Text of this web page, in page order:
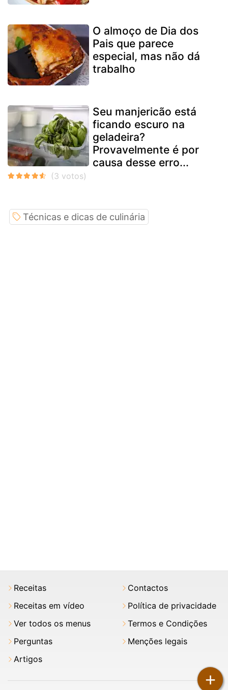
O almoço de Dia dos
Pais que parece
especial, mas não dá
trabalho
Seu manjericão está
ficando escuro na
geladeira?
Provavelmente é por
causa desse erro...
+
Técnicas e dicas de culinária
Receitas
Receitas em vídeo
Ver todos os menus
Perguntas
Artigos
Contactos
Política de privacidade
Termos e Condições
Menções legais